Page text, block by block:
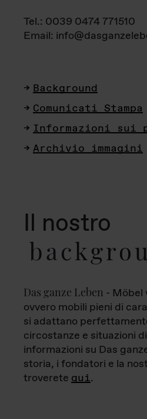
Tel.: 0039 0474 771510
Email:
Background
Comunicati Stampa
Informazioni sui
Archivio immagini
Il nostro
Das ganze Leben - Möbel
ovvero mobili pieni di
si adattano
circostanze e situazioni
informazioni su Das
storia, i fondatori e la
troverete qui.